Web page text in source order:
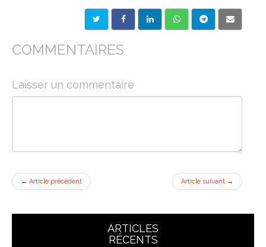
COMMENTAIRES
Laisser un commentaire
← Article précédent Article suivant →
ARTICLES
RÉCENTS